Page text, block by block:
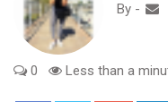
By -
0 Less than a